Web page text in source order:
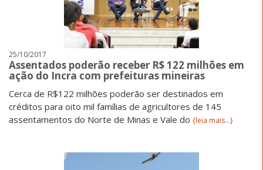
25/10/2017
Assentados poderão receber R$ 122 milhões em
ação do Incra com prefeituras mineiras
Cerca de R$122 milhões poderão ser destinados em
créditos para oito mil famílias de agricultores de 145
assentamentos do Norte de Minas e Vale do {leia mais...}